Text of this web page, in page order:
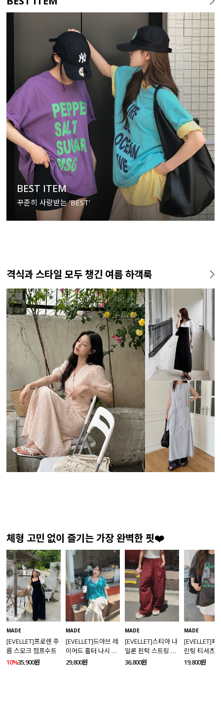
BEST ITEM
꾸준히 사랑받는 'BEST'
격식과 스타일 모두 챙긴 여름 하객룩
체형 고민 없이 즐기는 가장 완벽한 핏❤️
MADE
[EVELLET]프로렌 주
름 스모크 점프수트
10%35,900원
MADE
[EVELLET]드아브 레
이어드 홀터 나시 가
디건 티셔츠
29,800원
MADE
[EVELLET]스티아 나
일론 핀턱 스트링 커
브드 밴딩팬츠
36,800원
MADE
[EVELLET]페
린팅 티셔츠
19,800원